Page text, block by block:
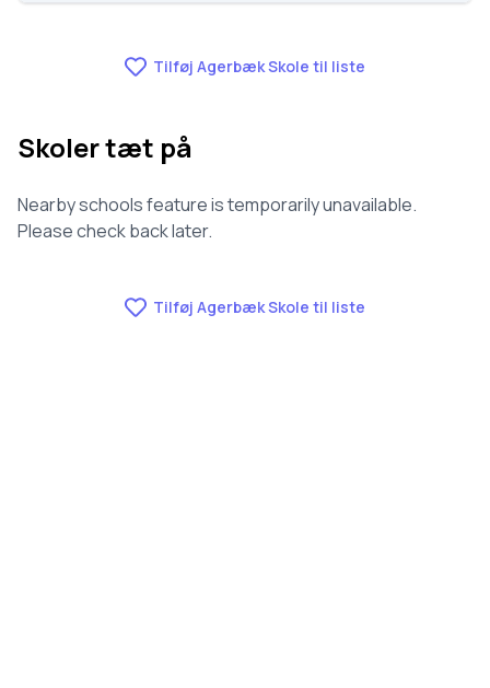
Tilføj Agerbæk Skole til liste
Skoler tæt på
Nearby schools feature is temporarily unavailable.
Please check back later.
Tilføj Agerbæk Skole til liste